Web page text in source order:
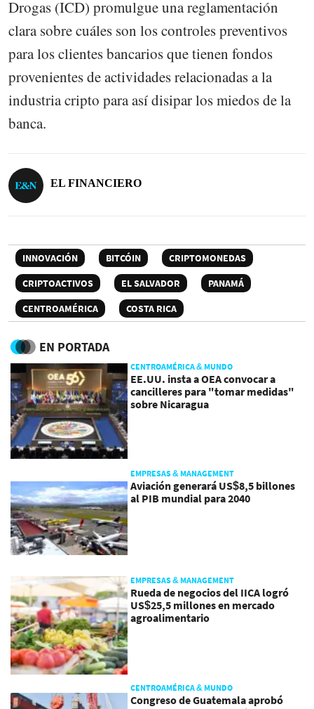
Drogas (ICD) promulgue una reglamentación
clara sobre cuáles son los controles preventivos
para los clientes bancarios que tienen fondos
provenientes de actividades relacionadas a la
industria cripto para así disipar los miedos de la
banca.
EL FINANCIERO
INNOVACIÓN BITCÓIN
CRIPTOMONEDAS
CRIPTOACTIVOS
EL SALVADOR
PANAMÁ
CENTROAMÉRICA
COSTA RICA
EN PORTADA
CENTROAMÉRICA & MUNDO
EE.UU. insta a OEA convocar a
cancilleres para "tomar medidas"
sobre Nicaragua
EMPRESAS & MANAGEMENT
Aviación generará US$8,5 billones
al PIB mundial para 2040
EMPRESAS & MANAGEMENT
Rueda de negocios del IICA logró
US$25,5 millones en mercado
agroalimentario
CENTROAMÉRICA & MUNDO
Congreso de Guatemala aprobó